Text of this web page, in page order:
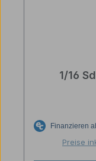
1/16
Preise